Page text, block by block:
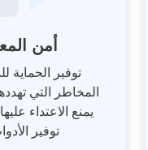
أمن
توفير الحماية
المخاطر التي
يمنع الاعتداء
توفير